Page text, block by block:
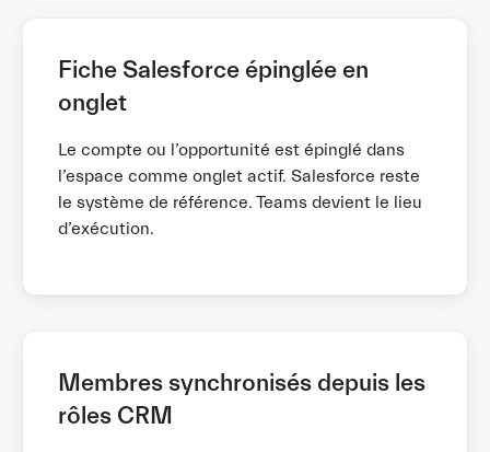
Fiche Salesforce épinglée en
onglet
Le compte ou l’opportunité est épinglé dans
l’espace comme onglet actif. Salesforce reste
le système de référence. Teams devient le lieu
d’exécution.
Membres synchronisés depuis les
rôles CRM